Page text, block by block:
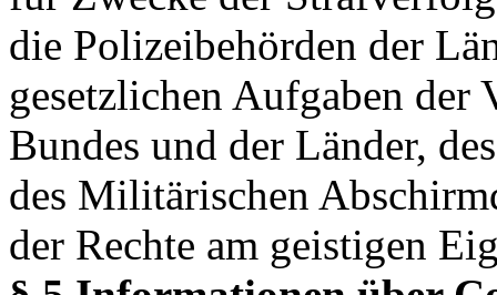
die Polizeibehörden der
gesetzlichen Aufgaben der
Bundes und der Länder,
des Militärischen
der Rechte am geistigen